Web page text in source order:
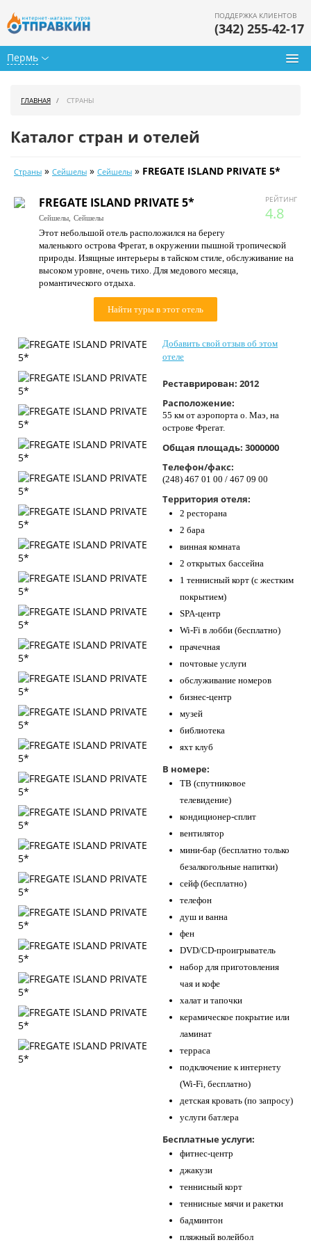
Пермь
ПОДДЕРЖКА КЛИЕНТОВ
(342) 255-42-17
Календарь туров
Цены дня
Страны
Как купить
ГЛАВНАЯ СТРАНЫ
Каталог стран и отелей
Страны » Сейшелы » Сейшелы » FREGATE ISLAND PRIVATE 5*
РЕЙТИНГ
4.8
FREGATE ISLAND PRIVATE 5*
Сейшелы, Сейшелы
Этот небольшой отель расположился на берегу
маленького острова Фрегат, в окружении пышной тропической
природы. Изящные интерьеры в тайском стиле, обслуживание на
высоком уровне, очень тихо. Для медового месяца,
романтического отдыха.
Найти туры в этот отель
Добавить свой отзыв об этом
отеле
Реставрирован: 2012
Расположение:
55 км от аэропорта о. Маэ, на
острове Фрегат.
Общая площадь: 3000000
Телефон/факс:
(248) 467 01 00 / 467 09 00
Территория отеля:
2 ресторана
2 бара
винная комната
2 открытых бассейна
1 теннисный корт (с жестким
покрытием)
SPA-центр
Wi-Fi в лобби (бесплатно)
прачечная
почтовые услуги
обслуживание номеров
бизнес-центр
музей
библиотека
яхт клуб
В номере:
ТВ (спутниковое
телевидение)
кондиционер-сплит
вентилятор
мини-бар (бесплатно только
безалкогольные напитки)
сейф (бесплатно)
телефон
душ и ванна
фен
DVD/CD-проигрыватель
набор для приготовления
чая и кофе
халат и тапочки
керамическое покрытие или
ламинат
терраса
подключение к интернету
(Wi-Fi, бесплатно)
детская кровать (по запросу)
услуги батлера
Бесплатные услуги:
фитнес-центр
джакузи
теннисный корт
теннисные мячи и ракетки
бадминтон
пляжный волейбол